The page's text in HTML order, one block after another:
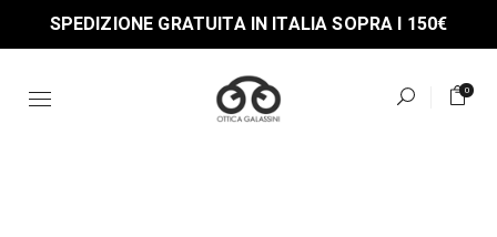
the
SPEDIZIONE GRATUITA IN ITALIA SOPRA I 150€
0